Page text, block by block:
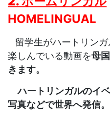
HOMELINGUAL
留学生がハートリン
楽しんでいる動画を母
きます。
ハートリンガルのイ
写真などで世界へ発信。